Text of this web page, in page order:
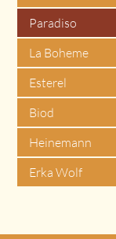
Paradiso
La Boheme
Esterel
Biod
Heinemann
Erka Wolf